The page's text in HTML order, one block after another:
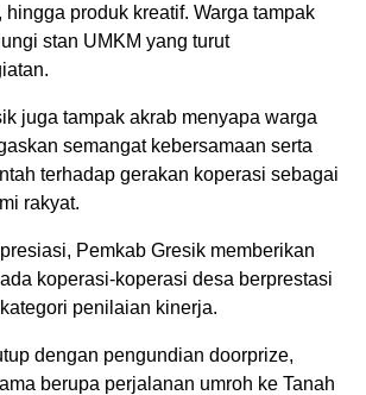
produk kreatif. Warga tampak
stan UMKM yang turut
juga tampak akrab menyapa warga
semangat kebersamaan serta
terhadap gerakan koperasi sebagai
rakyat.
Pemkab Gresik memberikan
koperasi-koperasi desa berprestasi
penilaian kinerja.
dengan pengundian doorprize,
berupa perjalanan umroh ke Tanah